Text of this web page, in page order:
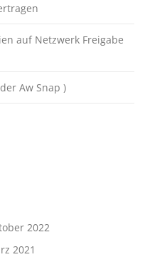
auf Netzwerk Freigabe
Aw Snap )
2022
2021